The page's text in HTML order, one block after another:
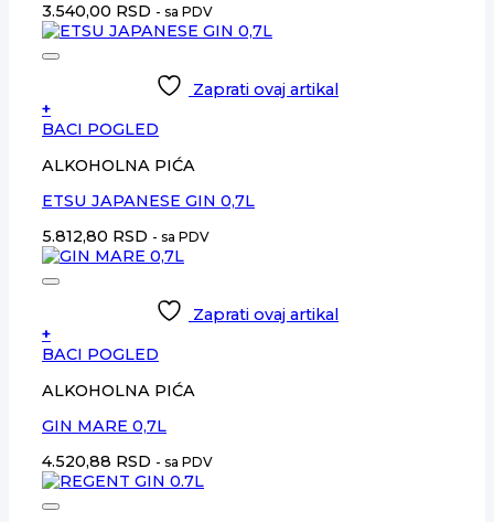
3.540,00 RSD - sa PDV
Zaprati ovaj artikal
+
BACI POGLED
ALKOHOLNA PIĆA
ETSU JAPANESE GIN 0,7L
5.812,80 RSD - sa PDV
Zaprati ovaj artikal
+
BACI POGLED
ALKOHOLNA PIĆA
GIN MARE 0,7L
4.520,88 RSD - sa PDV